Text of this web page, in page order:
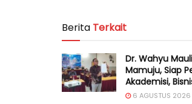
Berita Terkait
Dr. Wahyu
Mamuju, Siap
Akademisi,
6 AGUSTUS 2026